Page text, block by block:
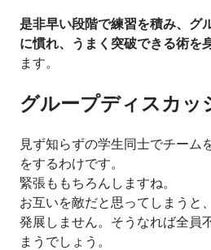
是非早い段階で練習を積み、グ
に慣れ、うまく突破できる術を
ます。
グループディスカッ
見ず知らずの学生同士でチーム
をするわけです。
緊張ももちろんしますね。
お互いを敵だと思ってしまうと
発展しません。そうなれば全員
まうでしょう。